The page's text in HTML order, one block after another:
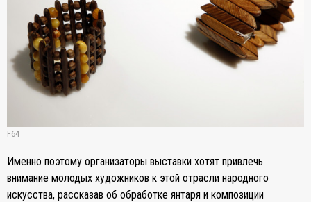
F64
Именно поэтому организаторы выставки хотят привлечь
внимание молодых художников к этой отрасли народного
искусства, рассказав об обработке янтаря и композиции